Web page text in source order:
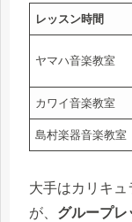
レッスン時間
ヤマハ音楽教室
カワイ音楽教室
島村楽器音楽教室
大手はカリキ
が、 グループレ